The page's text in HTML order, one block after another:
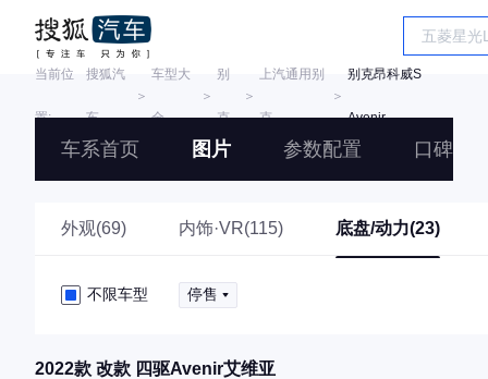
当前位
置:
搜狐汽
车
＞
车型大
全
＞
别
克
＞
上汽通用别
克
＞
别克昂科威S
Avenir
车系首页 图片 参数配置 口碑
外观(69) 内饰·VR(115) 底盘/动力(23)
不限车型 停售
2022款 改款 四驱Avenir艾维亚